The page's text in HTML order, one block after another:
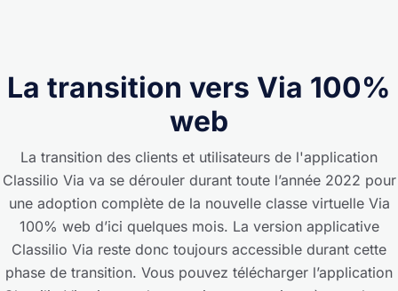
La transition vers Via 100%
web
La transition des clients et utilisateurs de l'application
Classilio Via va se dérouler durant toute l’année 2022 pour
une adoption complète de la nouvelle classe virtuelle Via
100% web d’ici quelques mois. La version applicative
Classilio Via reste donc toujours accessible durant cette
phase de transition. Vous pouvez télécharger l’application